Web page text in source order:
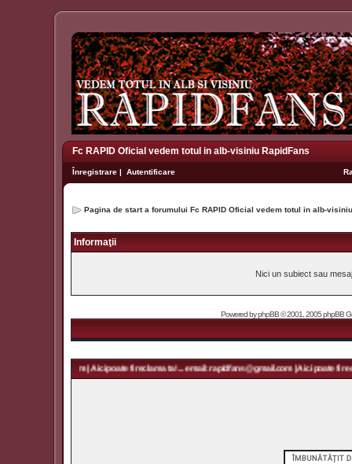
Fc RAPID Oficial vedem totul in alb-visiniu RapidFans
Înregistrare | Autentificare
Pagina de start a forumului Fc RAPID Oficial vedem totul in alb-
Informaţii
Nici un subiect sau
Powered byphpBB© 2001, 2005 phpBB
| Aici poate fi reclama ta! ... email: rapidfans@gmail.com | Aici poate fi